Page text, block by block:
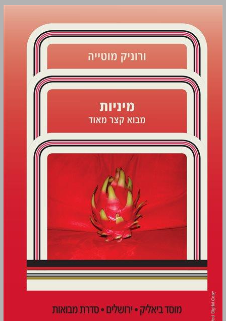
מיניות מבוא קצר מאוד ... 0